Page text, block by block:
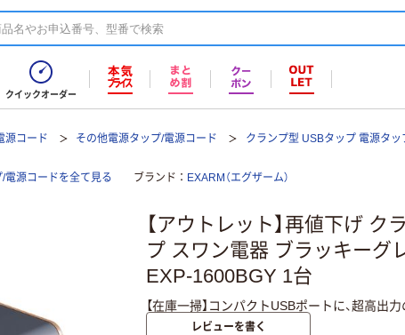
クイックオーダー
源コード その他電源タップ/電源コード クランプ型 USBタップ 電源タ
電源コードを全て見る ブランド EXARM（エグザーム）
【アウトレット】再値下げ
プ スワン電器 ブラッキーグ
EXP-1600BGY 1台
【在庫一掃】コンパクトUSBポートに、超高出
レビューを書く